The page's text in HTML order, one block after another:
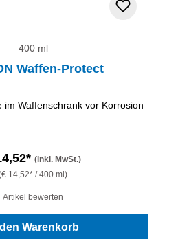
400 ml
Waffen-Protect
im Waffenschrank vor Korrosion
(inkl. MwSt.)
14,52* / 400 ml)
Artikel bewerten
den Warenkorb